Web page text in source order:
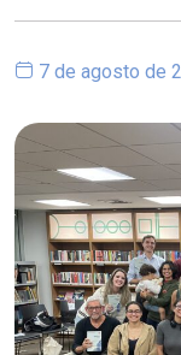
7 de agosto de